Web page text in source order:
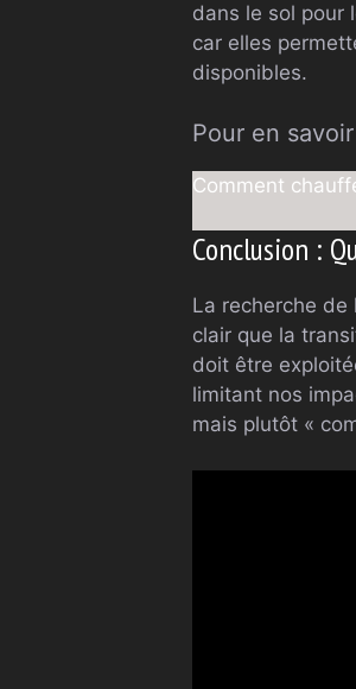
dans le sol pour
car elles
disponibles.
Pour en
Comment
Conclusion :
La recherche de
clair que la
doit être
limitant nos
mais plutôt «